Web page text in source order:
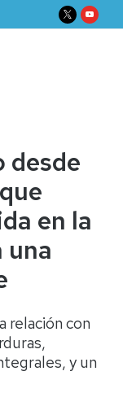
desde
en la
una
relación con
y un